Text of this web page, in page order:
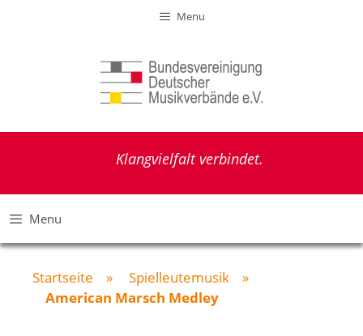
Menu
Klangvielfalt verbindet.
Menu
Startseite » Spielleutemusik »
American Marsch Medley